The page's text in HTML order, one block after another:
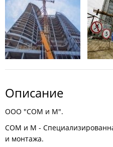
Описание
ООО "СОМ и М".
СОМ и М -
и монтажа.